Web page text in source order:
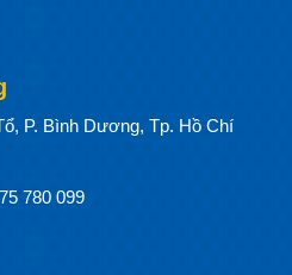
P. Bình Dương, Tp. Hồ Chí
780 099